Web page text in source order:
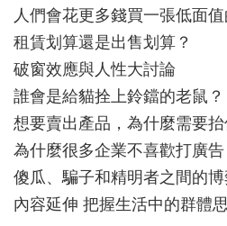
人們會花更多錢買一張低面值
租賃划算還是出售划算？
破窗效應與人性大討論
誰會是給貓拴上鈴鐺的老鼠？
想要賣出產品，為什麼需要
為什麼很多企業不喜歡打廣告
傻瓜、騙子和精明者之間的
內容延伸 把握生活中的群體